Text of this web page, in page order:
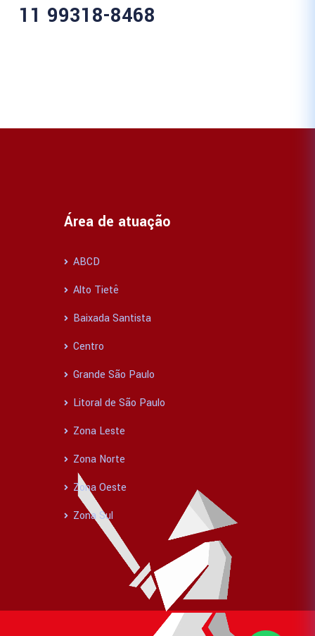
11 99318-8468
Área de atuação
ABCD
Alto Tietê
Baixada Santista
Centro
Grande São Paulo
Litoral de São Paulo
Zona Leste
Zona Norte
Zona Oeste
Zona Sul